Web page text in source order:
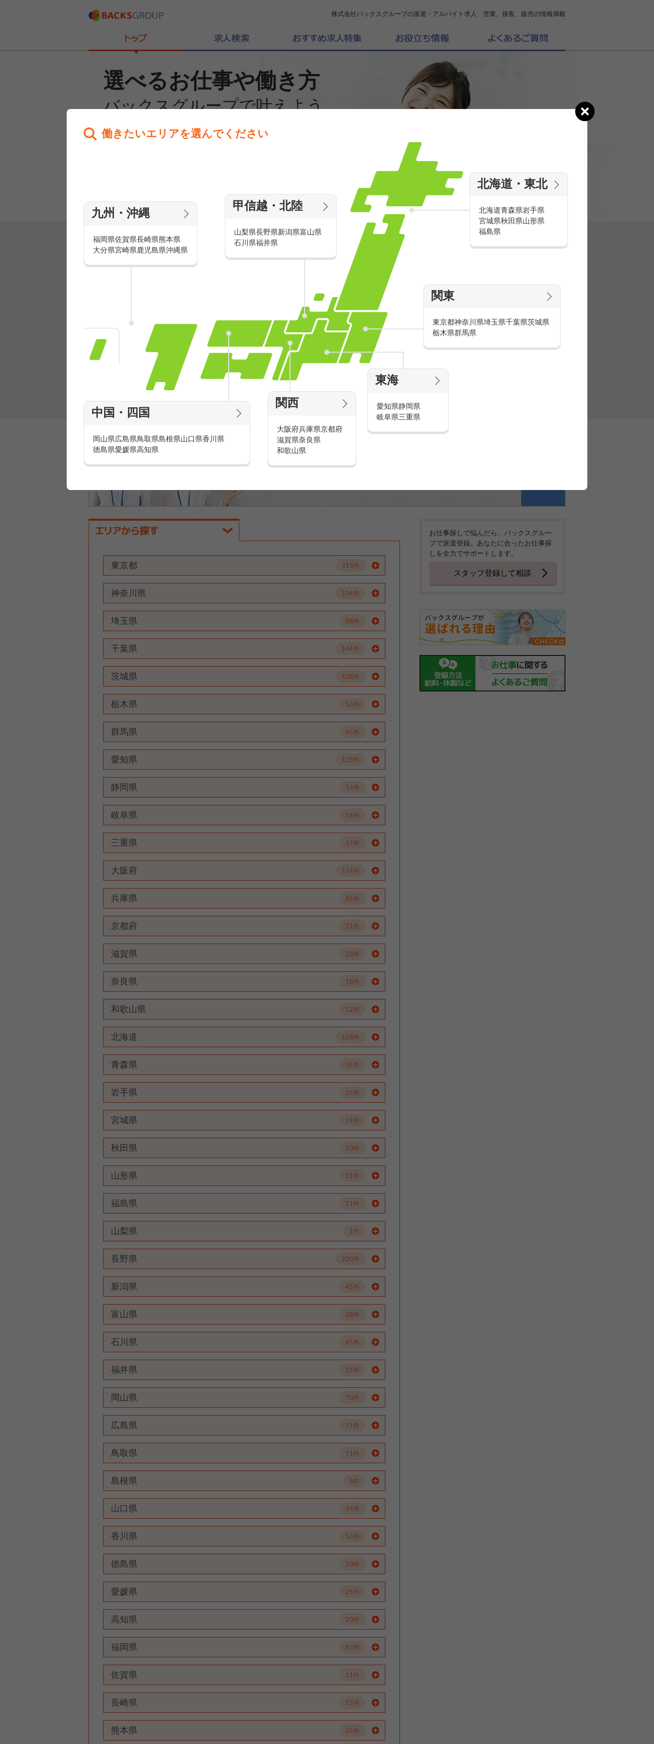
株式会社バックスグループの派遣・アルバイト求人 営業、接客、販売の情報満載
選べるお仕事や働き方
バックスグループで叶えよう
働きたいエリアを選んでください
エリアの
働きたいエリアを選んでください
北海道・東北
北海道青森県岩手県
宮城県秋田県山形県
福島県
関東
東京都神奈川県埼玉県千葉県茨城県
栃木県群馬県
東海
愛知県静岡県
岐阜県三重県
関西
大阪府兵庫県京都府
滋賀県奈良県
和歌山県
中国・四国
岡山県広島県鳥取県島根県山口県香川県
徳島県愛媛県高知県
九州・沖縄
福岡県佐賀県長崎県熊本県
大分県宮崎県鹿児島県沖縄県
甲信越・北陸
山梨県長野県新潟県富山県
石川県福井県
派遣・アルバイトのおすすめ求人特集
有名ブランドで楽しく働こう
人気を誇るブランドで 販売&店舗運営スタッ
フ積極採用中！
家電量販店の派遣・バイト求人
家電量販店で働くメリットをご紹介！
官庁・官公庁のお仕事とは
東京都 313件
神奈川県 134件
埼玉県 88件
千葉県 144件
茨城県 108件
栃木県 53件
群馬県 45件
愛知県 123件
静岡県 14件
岐阜県 16件
三重県 17件
大阪府 174件
兵庫県 85件
京都府 31件
滋賀県 23件
奈良県 18件
和歌山県 12件
北海道 128件
青森県 35件
岩手県 16件
宮城県 19件
秋田県 10件
山形県 11件
福島県 11件
山梨県 1件
長野県 230件
新潟県 45件
富山県 38件
石川県 45件
福井県 15件
岡山県 70件
広島県 71件
鳥取県 11件
島根県 8件
山口県 34件
香川県 53件
徳島県 20件
愛媛県 26件
高知県 20件
福岡県 83件
佐賀県 11件
長崎県 13件
熊本県 25件
お仕事探しで悩んだら、バックスグルー
プで派遣登録。あなたに合ったお仕事探
しを全力でサポートします。
スタッフ登録して相談